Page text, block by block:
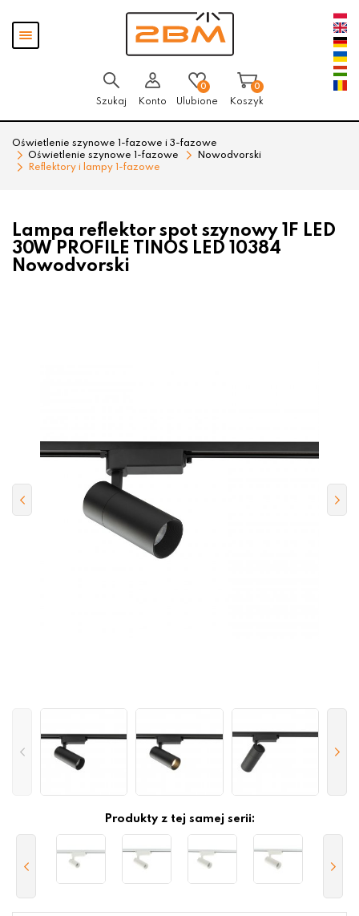
Pokaż
menu
Szukaj Konto
0
Ulubione
0
Koszyk
Oświetlenie szynowe 1-fazowe i 3-fazowe
Oświetlenie szynowe 1-fazowe
Nowodvorski
Reflektory i lampy 1-fazowe
Lampa reflektor spot szynowy 1F LED
30W PROFILE TINOS LED 10384
Nowodvorski
Produkty z tej samej serii: